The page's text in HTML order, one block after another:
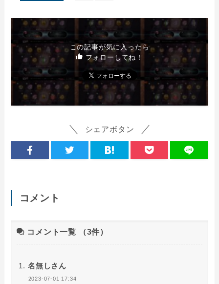
この記事が気に入ったら
フォローしてね！
シェアボタン
コメント
コメント一覧 （3件）
名無しさん
2023-07-01 17:34